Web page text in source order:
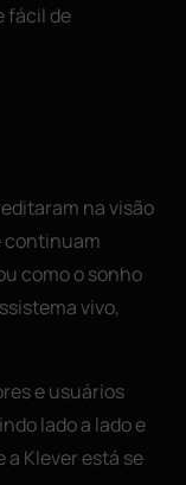
fácil de
na visão
continuam
como o sonho
vivo,
e usuários
lado a lado e
Klever está se